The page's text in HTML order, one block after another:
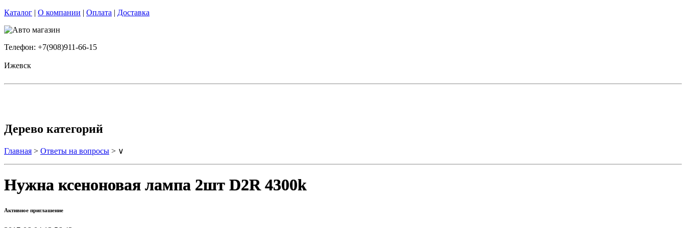
Каталог | О компании | Оплата | Доставка
Телефон: +7(908)911-66-15
Ижевск
Дерево категорий
Главная > Ответы на вопросы > ∨
Нужна ксеноновая лампа 2шт D2R 4300k
Активное приглашение